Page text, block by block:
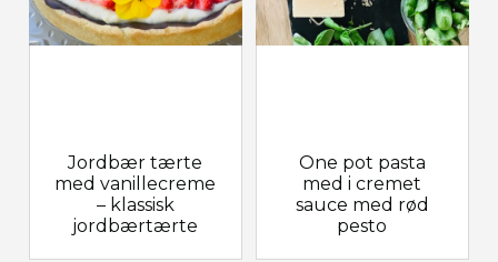
Jordbær tærte
med vanillecreme
– klassisk
jordbærtærte
One pot pasta
med i cremet
sauce med rød
pesto